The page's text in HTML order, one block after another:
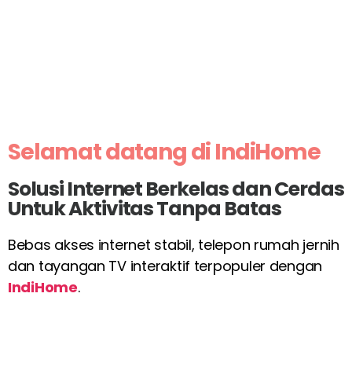
Selamat datang di IndiHome
Solusi Internet Berkelas dan Cerdas
Untuk Aktivitas Tanpa Batas
Bebas akses internet stabil, telepon rumah jernih
dan tayangan TV interaktif terpopuler dengan
IndiHome.